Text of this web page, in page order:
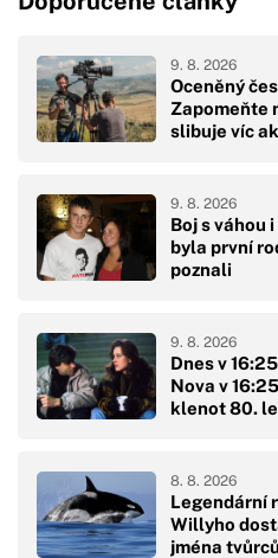
Oceněný
Zapomeňte
slibuje víc
9. 8. 2026
Boj s váhou
byla první
poznali
9. 8. 2026
Dnes v
Nova v
klenot 80.
9. 8. 2026
Legendární
Willyho
jména
8. 8. 2026